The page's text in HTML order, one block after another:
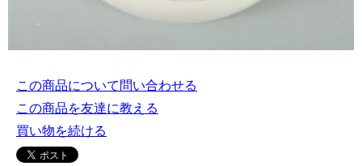
この商品について問い合わせる
この商品を友達に教える
買い物を続ける